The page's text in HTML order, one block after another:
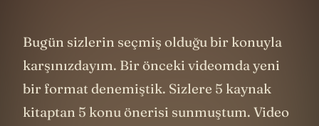
Bugün sizlerin seçmiş olduğu bir konuyla
karşınızdayım. Bir önceki videomda yeni
bir format denemiştik. Sizlere 5 kaynak
kitaptan 5 konu önerisi sunmuştum. Video